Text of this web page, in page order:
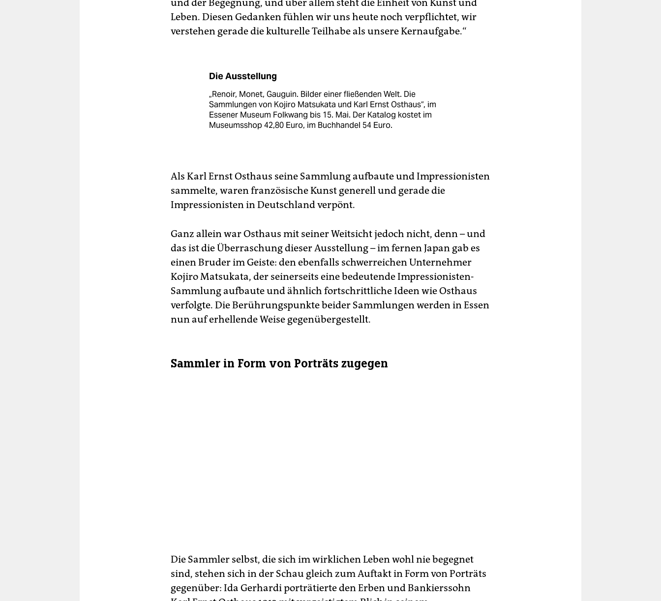
und der Begegnung, und über allem steht die Einheit von Kunst und
Leben. Diesen Gedanken fühlen wir uns heute noch verpflichtet, wir
verstehen gerade die kulturelle Teilhabe als unsere Kernaufgabe.“
Die Ausstellung
„Renoir, Monet, Gauguin. Bilder einer fließenden Welt. Die
Sammlungen von Kojiro Matsukata und Karl Ernst Osthaus“, im
Essener Museum Folkwang bis 15. Mai. Der Katalog kostet im
Museumsshop 42,80 Euro, im Buchhandel 54 Euro.
Als Karl Ernst Osthaus seine Sammlung aufbaute und Impressionisten
sammelte, waren französische Kunst generell und gerade die
Impressionisten in Deutschland verpönt.
Ganz allein war Osthaus mit seiner Weitsicht jedoch nicht, denn – und
das ist die Überraschung dieser Ausstellung – im fernen Japan gab es
einen Bruder im Geiste: den ebenfalls schwerreichen Unternehmer
Kojiro Matsukata, der seinerseits eine bedeutende Impressionisten-
Sammlung aufbaute und ähnlich fortschrittliche Ideen wie Osthaus
verfolgte. Die Berührungspunkte beider Sammlungen werden in Essen
nun auf erhellende Weise gegenübergestellt.
Sammler in Form von Porträts zugegen
Die Sammler selbst, die sich im wirklichen Leben wohl nie begegnet
sind, stehen sich in der Schau gleich zum Auftakt in Form von Porträts
gegenüber: Ida Gerhardi porträtierte den Erben und Bankierssohn